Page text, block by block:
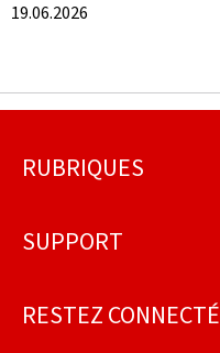
19.06.2026
Pied
page
RUBRIQUES
SUPPORT
RESTEZ CONNECTÉ